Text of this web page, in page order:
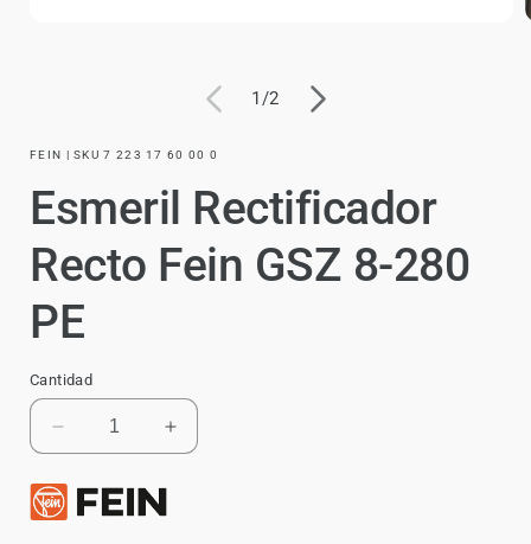
1 /
de
2
FEIN | SKU 7 223 17 60 00 0
Esmeril Rectificador
Recto Fein GSZ 8-280
PE
Cantidad
Reducir
cantidad
para
Esmeril
Aumentar
cantidad